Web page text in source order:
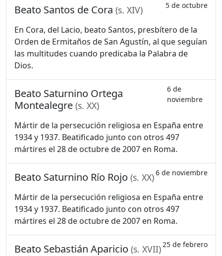
Beato Santos de Cora (s. XIV) 5 de octubre
En Cora, del Lacio, beato Santos, presbítero de la
Orden de Ermitaños de San Agustín, al que seguían
las multitudes cuando predicaba la Palabra de
Dios.
Beato Saturnino Ortega
Montealegre (s. XX)
6 de
noviembre
Mártir de la persecución religiosa en España entre
1934 y 1937. Beatificado junto con otros 497
mártires el 28 de octubre de 2007 en Roma.
Beato Saturnino Río Rojo (s. XX)6 de noviembre
Mártir de la persecución religiosa en España entre
1934 y 1937. Beatificado junto con otros 497
mártires el 28 de octubre de 2007 en Roma.
Beato Sebastián Aparicio (s. XVII)25 de febrero